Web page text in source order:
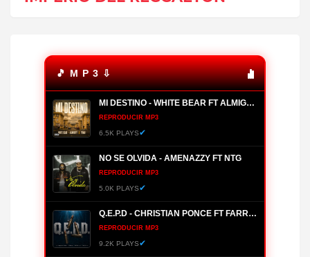
🎵 M P 3 ⇩
MI DESTINO - WHITE BEAR FT ALMIGHTY, YOMO
REPRODUCIR MP3
6.5K PLAYS✔
NO SE OLVIDA - AMENAZZY FT NTG
REPRODUCIR MP3
5.0K PLAYS✔
Q.E.P.D - CHRISTIAN PONCE FT FARRUKO, HANZEL LA H, FRONTI
REPRODUCIR MP3
9.2K PLAYS✔